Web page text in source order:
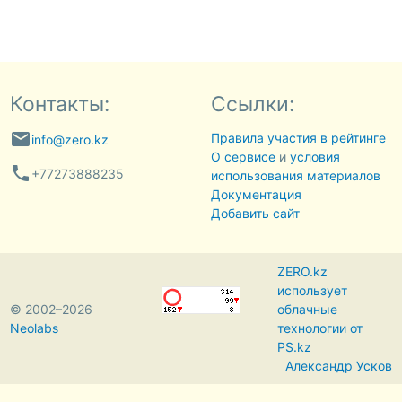
Контакты:
emailinfo@zero.kz
phone +77273888235
Ссылки:
Правила участия в рейтинге
О сервисеи условия
использования материалов
Документация
Добавить сайт
© 2002–2026
Neolabs
ZERO.kz
использует
облачные
технологии от
PS.kz
Александр Усков